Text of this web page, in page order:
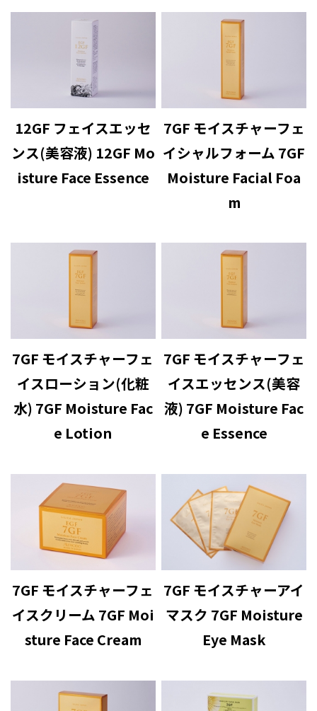
12GF フェイスエッセ
ンス(美容液) 12GF Mo
isture Face Essence
7GF モイスチャーフェ
イシャルフォーム 7GF
Moisture Facial Foa
m
7GF モイスチャーフェ
イスローション(化粧
水) 7GF Moisture Fac
e Lotion
7GF モイスチャーフェ
イスエッセンス(美容
液) 7GF Moisture Fac
e Essence
7GF モイスチャーフェ
イスクリーム 7GF Moi
sture Face Cream
7GF モイスチャーアイ
マスク 7GF Moisture
Eye Mask